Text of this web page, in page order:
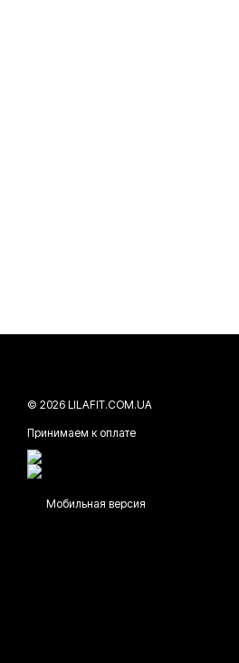
© 2026 LILAFIT.COM.UA
Принимаем к оплате
Мобильная версия